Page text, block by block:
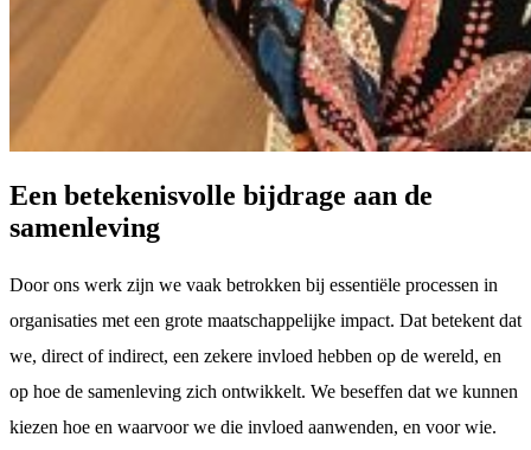
Een betekenisvolle bijdrage aan de
samenleving
Door ons werk zijn we vaak betrokken bij essentiële processen in
organisaties met een grote maatschappelijke impact. Dat betekent dat
we, direct of indirect, een zekere invloed hebben op de wereld, en
op hoe de samenleving zich ontwikkelt. We beseffen dat we kunnen
kiezen hoe en waarvoor we die invloed aanwenden, en voor wie.